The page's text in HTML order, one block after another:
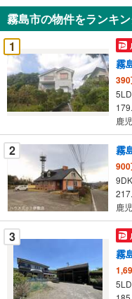
知
を
受
け
取
る
・
件
を
マ
イ
ペ
ー
ジ
に
保
存
す
霧島市の物件をランキ
1
霧
鹿
2 霧
9DK
鹿
3
霧